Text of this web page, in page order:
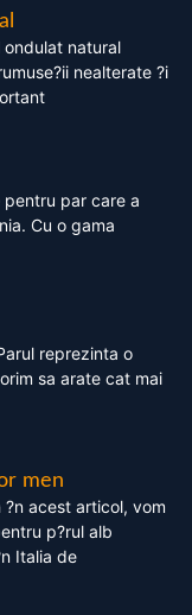
natural
nealterate ?i
par care a
Cu o gama
reprezinta o
sa arate cat mai
men
acest articol, vom
p?rul alb
Italia de